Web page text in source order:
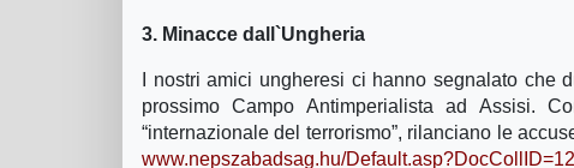
3. Minacce dall`Ungheria
I nostri amici ungheresi ci hanno segnalato che
prossimo Campo Antimperialista ad Assisi.
“internazionale del terrorismo”, rilanciano le
www.nepszabadsag.hu/